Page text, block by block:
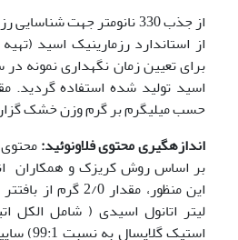
از جذب 330 نانومتر جهت
از استاندارد رزمارینیک اسید
برای تعیین زمان نگهداری نمونه
اسید تولید شده استفاده گردید.
حسب میلی­گرم بر گرم وزن خشک
اندازه­گیری محتوی فلاونوئید:
استیک